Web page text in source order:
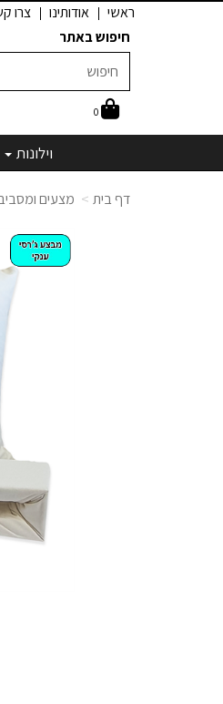
ראשי אודותינו
צרו
חיפוש באתר
0
וילונות
דף בית מצעים